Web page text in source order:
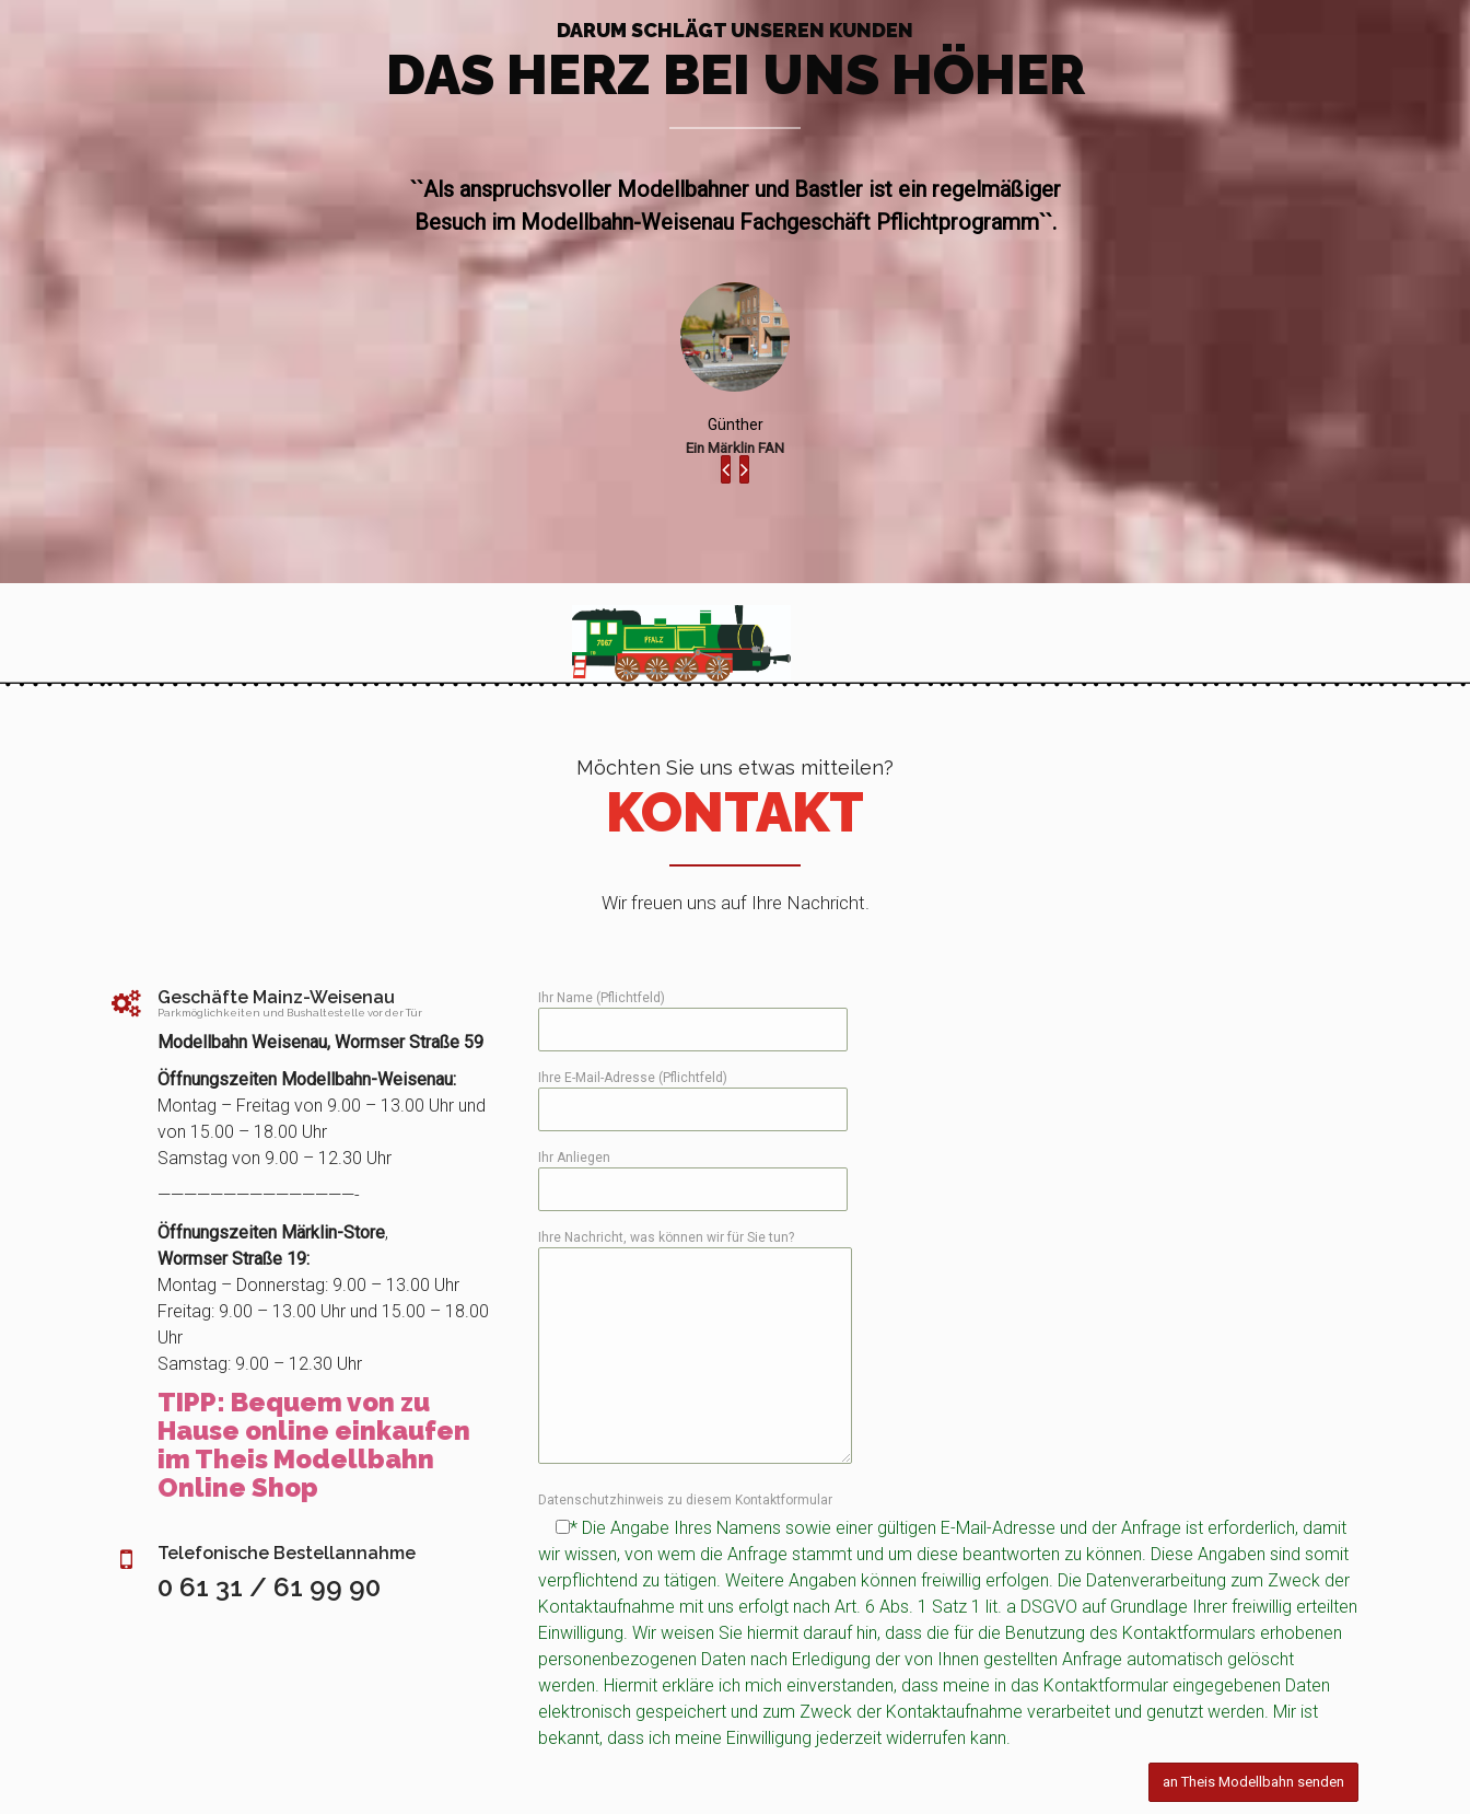
DARUM SCHLÄGT UNSEREN KUNDEN
DAS HERZ BEI UNS HÖHER
``Als anspruchsvoller Modellbahner und Bastler ist ein regelmäßiger
Besuch im Modellbahn-Weisenau Fachgeschäft Pflichtprogramm``.
Günther
Ein Märklin FAN
Möchten Sie uns etwas mitteilen?
KONTAKT
Wir freuen uns auf Ihre Nachricht.
Geschäfte Mainz-Weisenau
Parkmöglichkeiten und Bushaltestelle vor der Tür
Modellbahn Weisenau, Wormser Straße 59
Öffnungszeiten Modellbahn-Weisenau:
Montag – Freitag von 9.00 – 13.00 Uhr und
von 15.00 – 18.00 Uhr
Samstag von 9.00 – 12.30 Uhr
———————————————-
Öffnungszeiten Märklin-Store,
Wormser Straße 19:
Montag – Donnerstag: 9.00 – 13.00 Uhr
Freitag: 9.00 – 13.00 Uhr und 15.00 – 18.00
Uhr
Samstag: 9.00 – 12.30 Uhr
TIPP: Bequem von zu
Hause online einkaufen
im Theis Modellbahn
Online Shop
Telefonische Bestellannahme
0 61 31 / 61 99 90
Ihr Name (Pflichtfeld)
Ihre E-Mail-Adresse (Pflichtfeld)
Ihr Anliegen
Ihre Nachricht, was können wir für Sie tun?
Datenschutzhinweis zu diesem Kontaktformular
* Die Angabe Ihres Namens sowie einer gültigen E-Mail-Adresse und der Anfrage ist erforderlich, damit
wir wissen, von wem die Anfrage stammt und um diese beantworten zu können. Diese Angaben sind somit
verpflichtend zu tätigen. Weitere Angaben können freiwillig erfolgen. Die Datenverarbeitung zum Zweck der
Kontaktaufnahme mit uns erfolgt nach Art. 6 Abs. 1 Satz 1 lit. a DSGVO auf Grundlage Ihrer freiwillig erteilten
Einwilligung. Wir weisen Sie hiermit darauf hin, dass die für die Benutzung des Kontaktformulars erhobenen
personenbezogenen Daten nach Erledigung der von Ihnen gestellten Anfrage automatisch gelöscht
werden. Hiermit erkläre ich mich einverstanden, dass meine in das Kontaktformular eingegebenen Daten
elektronisch gespeichert und zum Zweck der Kontaktaufnahme verarbeitet und genutzt werden. Mir ist
bekannt, dass ich meine Einwilligung jederzeit widerrufen kann.